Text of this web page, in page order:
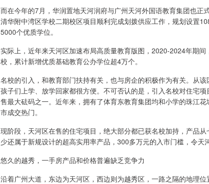
而在今年的7月，华润置地天河润府与广州天河外国语教育集团也正
清华附中湾区学校二期校区项目顺利完成划拨供应工作，规划设置
5000个优质学位。
实际上，近年来天河区加速布局高质量教育版图，2020-2024年期
校，累计新增优质基础教育公办学位超4万个。
名校的引入，和教育部门扶持有关，也与房企的积极作为有关。从
孩子们上学、放学回家都很方便。不可否认的是，引入名校对住宅
售最大砝码之一。近年来，拥有了体育东教育集团均和小学的珠江
市成交热门。
现阶段，天河区在售的住宅项目，绝大部分都已获名校加持，产品
少还属于新规设计的超高实用率产品，300多万元的入市门槛，令天
悠久的越秀，一手房产品和价格普遍缺乏竞争力
沿着广州大道，东边为天河区，西边则为越秀区，一路之隔的地理